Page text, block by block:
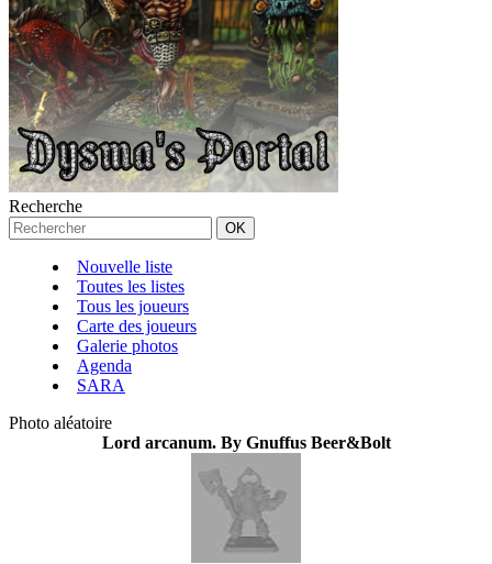
Recherche
Nouvelle liste
Toutes les listes
Tous les joueurs
Carte des joueurs
Galerie photos
Agenda
SARA
Photo aléatoire
Lord arcanum. By Gnuffus Beer&Bolt